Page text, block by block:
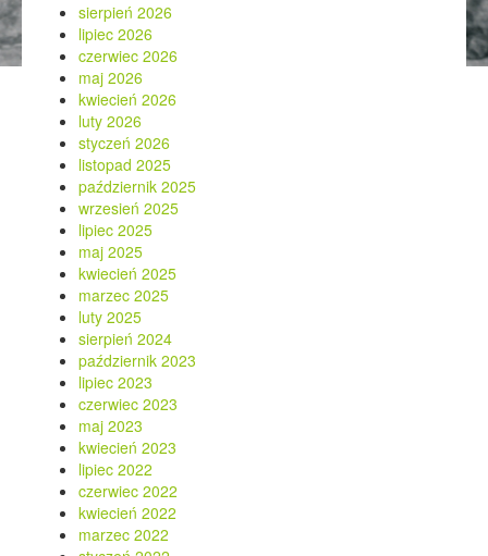
sierpień 2026
lipiec 2026
czerwiec 2026
maj 2026
kwiecień 2026
luty 2026
styczeń 2026
listopad 2025
październik 2025
wrzesień 2025
lipiec 2025
maj 2025
kwiecień 2025
marzec 2025
luty 2025
sierpień 2024
październik 2023
lipiec 2023
czerwiec 2023
maj 2023
kwiecień 2023
lipiec 2022
czerwiec 2022
kwiecień 2022
marzec 2022